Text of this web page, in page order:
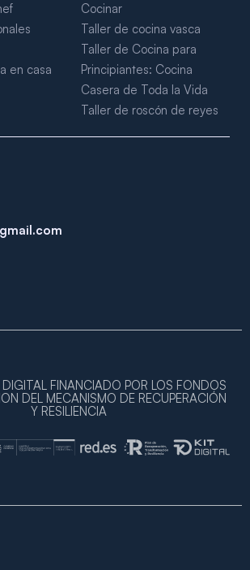
en casa
Cocinar
Taller de cocina vasca
Taller de Cocina para
Principiantes: Cocina
Casera de Toda la Vida
Taller de roscón de reyes
FINANCIADO POR LOS FONDOS
DEL MECANISMO DE RECUPERACIÓN
Y RESILIENCIA